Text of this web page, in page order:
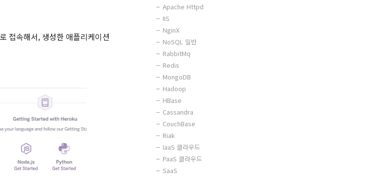
접속해서, 생성한 애플리케이션
Apache Httpd
IIS
NginX
NoSQL 일반
RabbitMq
Redis
MongoDB
Hadoop
HBase
Cassandra
CouchBase
Riak
IaaS 클라우드
PaaS 클라우드
SaaS